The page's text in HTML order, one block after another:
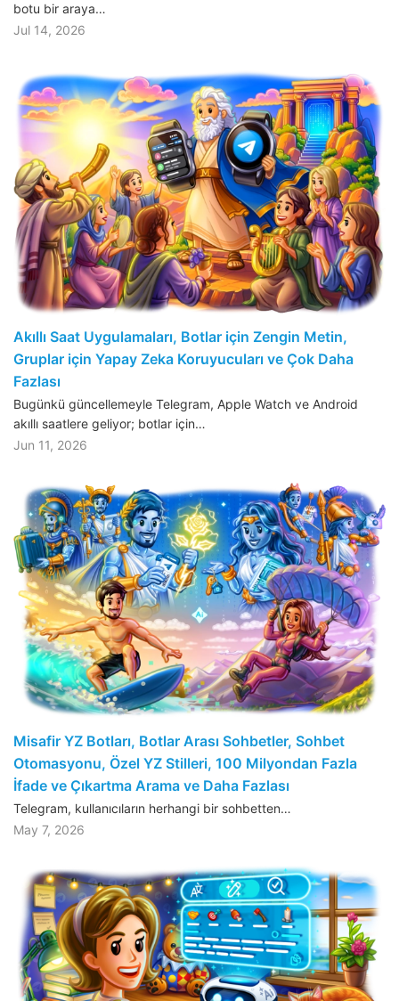
botu bir araya…
Jul 14, 2026
Akıllı Saat Uygulamaları, Botlar için Zengin Metin,
Gruplar için Yapay Zeka Koruyucuları ve Çok Daha
Fazlası
Bugünkü güncellemeyle Telegram, Apple Watch ve Android
akıllı saatlere geliyor; botlar için…
Jun 11, 2026
Misafir YZ Botları, Botlar Arası Sohbetler, Sohbet
Otomasyonu, Özel YZ Stilleri, 100 Milyondan Fazla
İfade ve Çıkartma Arama ve Daha Fazlası
Telegram, kullanıcıların herhangi bir sohbetten…
May 7, 2026